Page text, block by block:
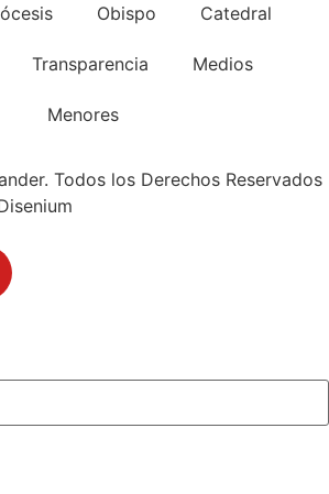
Obispo Catedral
Transparencia Medios
Menores
Todos los Derechos Reservados